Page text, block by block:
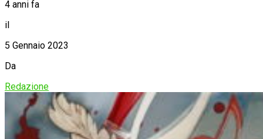
4 anni fa
il
5 Gennaio 2023
Da
Redazione